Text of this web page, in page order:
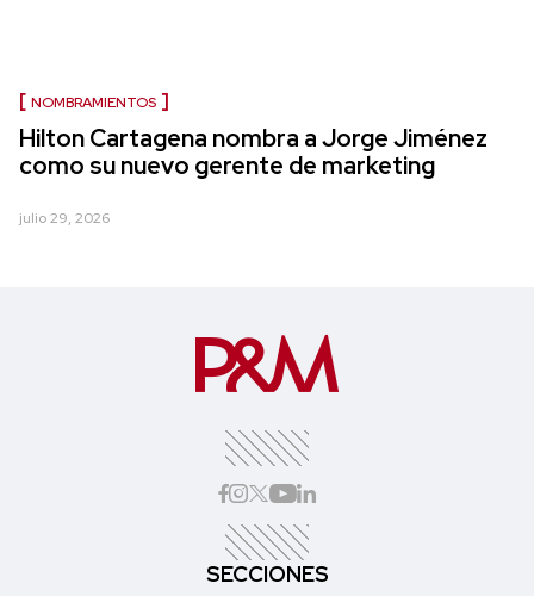
NOMBRAMIENTOS
Hilton Cartagena nombra a Jorge Jiménez
como su nuevo gerente de marketing
julio 29, 2026
SECCIONES